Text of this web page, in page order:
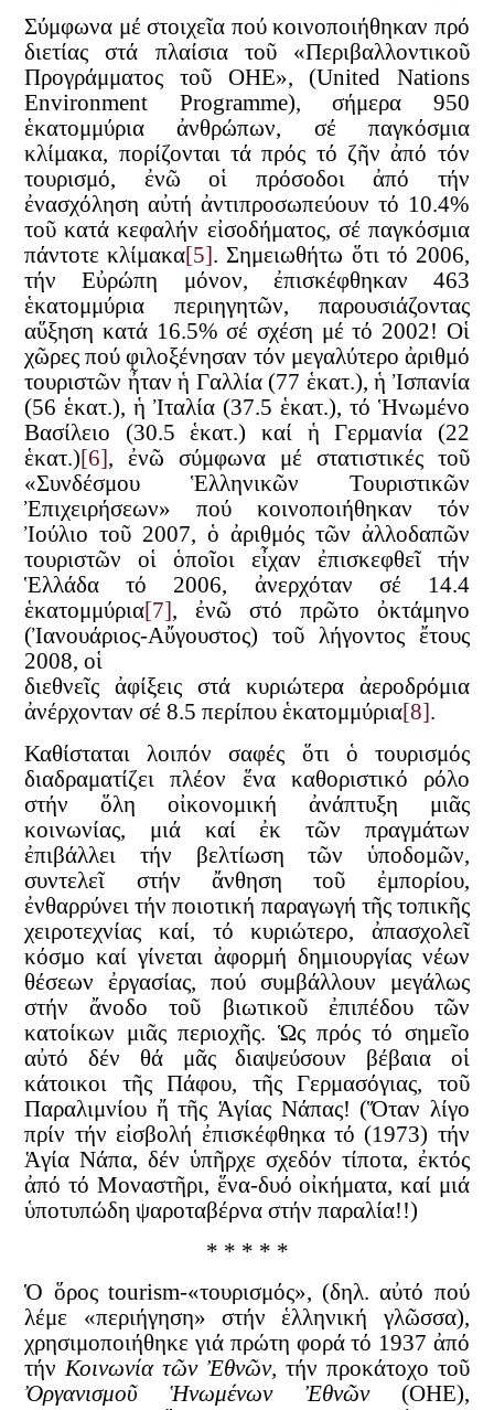
Σύμφωνα μέ στοιχεῖα πού κοινοποιήθηκαν πρό
διετίας στά πλαίσια τοῦ «Περιβαλλοντικοῦ
Προγράμματος τοῦ ΟΗΕ», (United Nations
Environment Programme), σήμερα 950
ἑκατομμύρια ἀνθρώπων, σέ παγκόσμια
κλίμακα, πορίζονται τά πρός τό ζῆν ἀπό τόν
τουρισμό, ἐνῶ οἱ πρόσοδοι ἀπό τήν
ἐνασχόληση αὐτή ἀντιπροσωπεύουν τό 10.4%
τοῦ κατά κεφαλήν εἰσοδήματος, σέ παγκόσμια
πάντοτε κλίμακα[5]. Σημειωθήτω ὅτι τό 2006,
τήν Εὐρώπη μόνον, ἐπισκέφθηκαν 463
ἑκατομμύρια περιηγητῶν, παρουσιάζοντας
αὕξηση κατά 16.5% σέ σχέση μέ τό 2002! Οἱ
χῶρες πού φιλοξένησαν τόν μεγαλύτερο ἀριθμό
τουριστῶν ἦταν ἡ Γαλλία (77 ἑκατ.), ἡ Ἰσπανία
(56 ἑκατ.), ἡ Ἰταλία (37.5 ἑκατ.), τό Ἡνωμένο
Βασίλειο (30.5 ἑκατ.) καί ἡ Γερμανία (22
ἑκατ.)[6], ἐνῶ σύμφωνα μέ στατιστικές τοῦ
«Συνδέσμου Ἑλληνικῶν Τουριστικῶν
Ἐπιχειρήσεων» πού κοινοποιήθηκαν τόν
Ἰούλιο τοῦ 2007, ὁ ἀριθμός τῶν ἀλλοδαπῶν
τουριστῶν οἱ ὁποῖοι εἶχαν ἐπισκεφθεῖ τήν
Ἑλλάδα τό 2006, ἀνερχόταν σέ 14.4
ἑκατομμύρια[7], ἐνῶ στό πρῶτο ὀκτάμηνο
(Ἰανουάριος-Αὔγουστος) τοῦ λήγοντος ἔτους
2008, οἱ
διεθνεῖς ἀφίξεις στά κυριώτερα ἀεροδρόμια
ἀνέρχονταν σέ 8.5 περίπου ἑκατομμύρια[8].
Καθίσταται λοιπόν σαφές ὅτι ὁ τουρισμός
διαδραματίζει πλέον ἕνα καθοριστικό ρόλο
στήν ὅλη οἰκονομική ἀνάπτυξη μιᾶς
κοινωνίας, μιά καί ἐκ τῶν πραγμάτων
ἐπιβάλλει τήν βελτίωση τῶν ὑποδομῶν,
συντελεῖ στήν ἄνθηση τοῦ ἐμπορίου,
ἐνθαρρύνει τήν ποιοτική παραγωγή τῆς τοπικῆς
χειροτεχνίας καί, τό κυριώτερο, ἀπασχολεῖ
κόσμο καί γίνεται ἀφορμή δημιουργίας νέων
θέσεων ἐργασίας, πού συμβάλλουν μεγάλως
στήν ἄνοδο τοῦ βιωτικοῦ ἐπιπέδου τῶν
κατοίκων μιᾶς περιοχῆς. Ὡς πρός τό σημεῖο
αὐτό δέν θά μᾶς διαψεύσουν βέβαια οἱ
κάτοικοι τῆς Πάφου, τῆς Γερμασόγιας, τοῦ
Παραλιμνίου ἤ τῆς Ἁγίας Νάπας! (Ὅταν λίγο
πρίν τήν εἰσβολή ἐπισκέφθηκα τό (1973) τήν
Ἁγία Νάπα, δέν ὑπῆρχε σχεδόν τίποτα, ἐκτός
ἀπό τό Μοναστῆρι, ἕνα-δυό οἰκήματα, καί μιά
ὑποτυπώδη ψαροταβέρνα στήν παραλία!!)
* * * * *
Ὁ ὅρος tourism-«τουρισμός», (δηλ. αὐτό πού
λέμε «περιήγηση» στήν ἑλληνική γλῶσσα),
χρησιμοποιήθηκε γιά πρώτη φορά τό 1937 ἀπό
τήνΚοινωνία τῶν Ἐθνῶν, τήν προκάτοχο τοῦ
Ὀργανισμοῦ Ἡνωμένων Ἐθνῶν(ΟΗΕ),